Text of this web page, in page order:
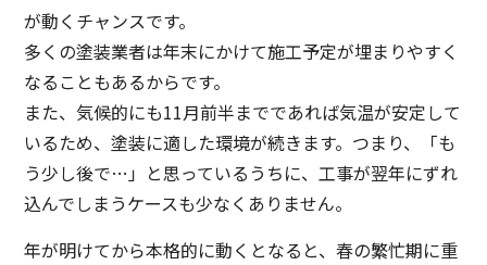
が動くチャンスです。
多くの塗装業者は年末にかけて施工予定が埋まりやすく
なることもあるからです。
また、気候的にも11月前半までであれば気温が安定して
いるため、塗装に適した環境が続きます。つまり、「も
う少し後で…」と思っているうちに、工事が翌年にずれ
込んでしまうケースも少なくありません。
年が明けてから本格的に動くとなると、春の繁忙期に重